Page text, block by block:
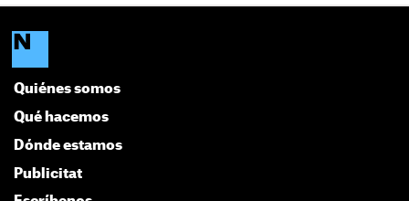
Quiénes somos
Qué hacemos
Dónde estamos
Publicitat